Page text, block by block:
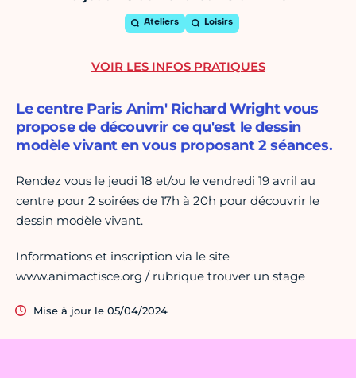
Ateliers Loisirs
Le centre Paris Anim' Richard Wright vous
propose de découvrir ce qu'est le dessin
modèle vivant en vous proposant 2 séances.
Rendez vous le jeudi 18 et/ou le vendredi 19 avril au
centre pour 2 soirées de 17h à 20h pour découvrir le
dessin modèle vivant.
Informations et inscription via le site
www.animactisce.org / rubrique trouver un stage
Mise à jour le 05/04/2024
VOIR LES INFOS PRATIQUES